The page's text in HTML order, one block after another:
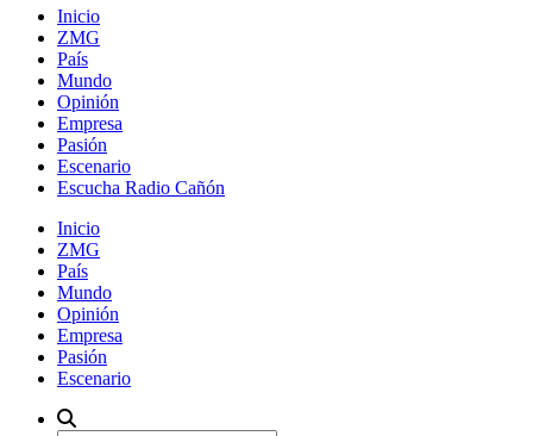
Inicio
ZMG
País
Mundo
Opinión
Empresa
Pasión
Escenario
Escucha Radio Cañón
Inicio
ZMG
País
Mundo
Opinión
Empresa
Pasión
Escenario